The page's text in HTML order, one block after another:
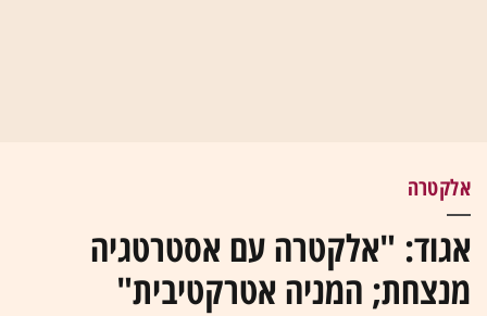
אלקטרה
אגוד: "אלקטרה עם אסטרטגיה
מנצחת; המניה אטרקטיבית"